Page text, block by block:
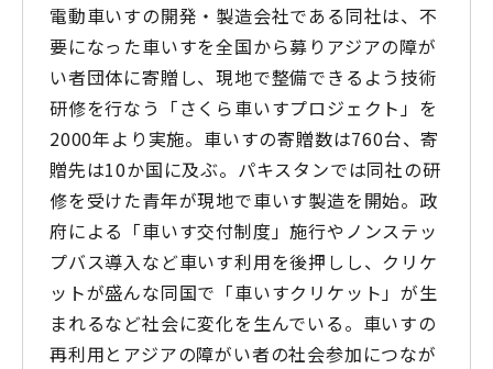
電動車いすの開発・製造会社である同社は、不
要になった車いすを全国から募りアジアの障が
い者団体に寄贈し、現地で整備できるよう技術
研修を行なう「さくら車いすプロジェクト」を
2000年より実施。車いすの寄贈数は760台、寄
贈先は10か国に及ぶ。パキスタンでは同社の研
修を受けた青年が現地で車いす製造を開始。政
府による「車いす交付制度」施行やノンステッ
プバス導入など車いす利用を後押しし、クリケ
ットが盛んな同国で「車いすクリケット」が生
まれるなど社会に変化を生んでいる。車いすの
再利用とアジアの障がい者の社会参加につなが